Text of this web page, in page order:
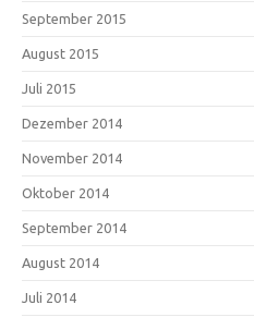
September 2015
August 2015
Juli 2015
Dezember 2014
November 2014
Oktober 2014
September 2014
August 2014
Juli 2014